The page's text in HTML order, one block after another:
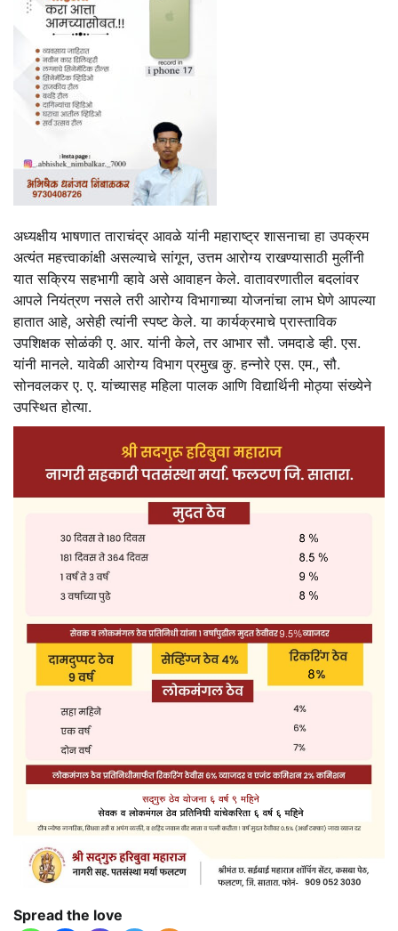
अध्यक्षीय भाषणात ताराचंद्र आवळे यांनी महाराष्ट्र शासनाचा हा उपक्रम
अत्यंत महत्त्वाकांक्षी असल्याचे सांगून, उत्तम आरोग्य राखण्यासाठी मुलींनी
यात सक्रिय सहभागी व्हावे असे आवाहन केले. वातावरणातील बदलांवर
आपले नियंत्रण नसले तरी आरोग्य विभागाच्या योजनांचा लाभ घेणे आपल्या
हातात आहे, असेही त्यांनी स्पष्ट केले. या कार्यक्रमाचे प्रास्ताविक
उपशिक्षक सोळंकी ए. आर. यांनी केले, तर आभार सौ. जमदाडे व्ही. एस.
यांनी मानले. यावेळी आरोग्य विभाग प्रमुख कु. हन्नोरे एस. एम., सौ.
सोनवलकर ए. ए. यांच्यासह महिला पालक आणि विद्यार्थिनी मोठ्या संख्येने
उपस्थित होत्या.
Spread the love